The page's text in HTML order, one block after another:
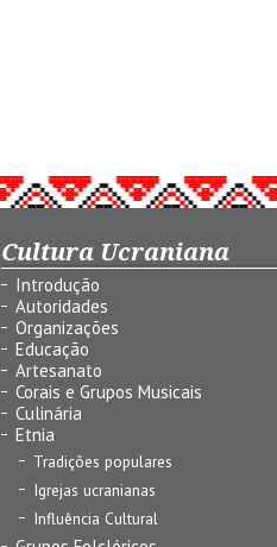
Cultura Ucraniana
Introdução
Autoridades
Organizações
Educação
Artesanato
Corais e Grupos Musicais
Culinária
Etnia
Tradições populares
Igrejas ucranianas
Influência Cultural